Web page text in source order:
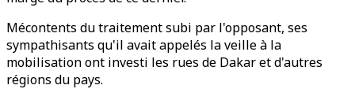
Mécontents du traitement subi par l'opposant, ses
sympathisants qu'il avait appelés la veille à la
mobilisation ont investi les rues de Dakar et d'autres
régions du pays.